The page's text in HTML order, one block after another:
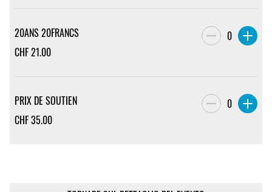
20ANS 20FRANCS
CHF21.00
0
PRIX DE SOUTIEN
CHF35.00
0